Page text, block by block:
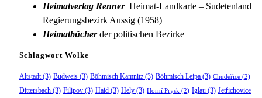
Heimatverlag Renner Heimat-Landkarte – Sudetenland
Regierungsbezirk Aussig (1958)
Heimatbücherder politischen Bezirke
Schlagwort Wolke
Altstadt(3) Budweis (3) Böhmisch Kamnitz (3) Böhmisch Leipa (3) Chudeřice (2)
Dittersbach (3) Filipov (3) Haid (3) Hely (3) Horní Prysk (2) Iglau (3) Jetřichovice